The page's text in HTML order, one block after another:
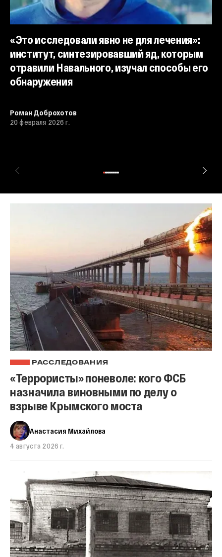
«Это исследовали явно не для лечения»:
институт, синтезировавший яд, которым
отравили Навального, изучал способы его
обнаружения
Роман Доброхотов
20 февраля 2026 г.
РАССЛЕДОВАНИЯ
«Террористы» поневоле: кого ФСБ
назначила виновными по делу о
взрыве Крымского моста
Анастасия Михайлова
4 августа 2026 г.